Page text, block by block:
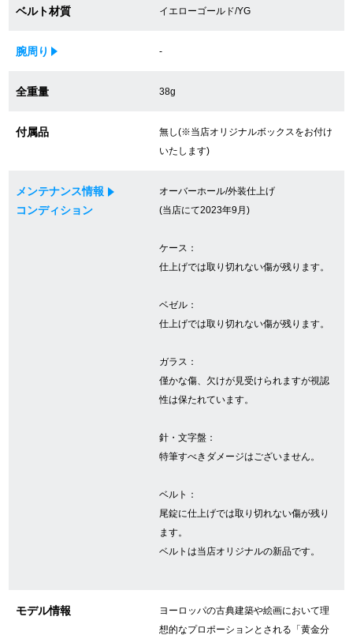
修理・メンテナンスをご希望の方
修理依頼をする
オーバーホールについて
銀座本店
ベルト材質 イエローゴールド/YG
腕周り -
全重量 38g
付属品
無し(※当店オリジナルボックスをお付け
いたします)
メンテナンス情報
コンディション
オーバーホール/外装仕上げ
(当店にて2023年9月)
ケース：
仕上げでは取り切れない傷が残ります。
ベゼル：
仕上げでは取り切れない傷が残ります。
ガラス：
僅かな傷、欠けが見受けられますが視認
性は保たれています。
針・文字盤：
特筆すべきダメージはございません。
ベルト：
尾錠に仕上げでは取り切れない傷が残り
ます。
ベルトは当店オリジナルの新品です。
モデル情報
ヨーロッパの古典建築や絵画において理
想的なプロポーションとされる「黄金分